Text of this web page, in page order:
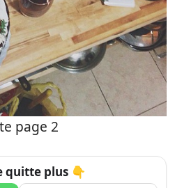
page 2
quitte plus 👇